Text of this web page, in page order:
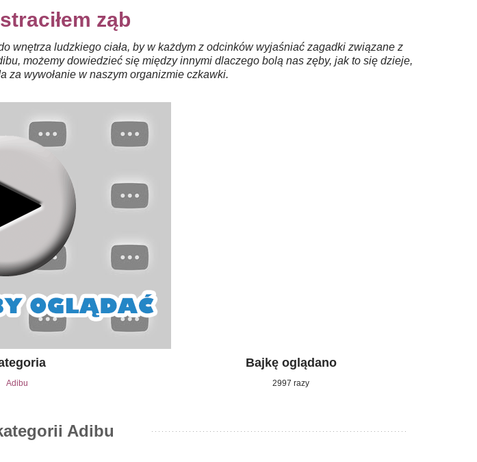
ząb
wnętrza ludzkiego ciała, by w każdym z odcinków wyjaśniać zagadki związane z
możemy dowiedzieć się między innymi dlaczego bolą nas zęby, jak to się dzieje,
za wywołanie w naszym organizmie czkawki.
Adibu
Bajkę oglądano
2997 razy
Adibu